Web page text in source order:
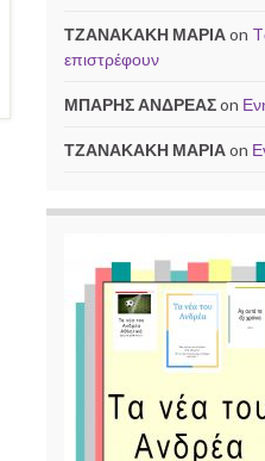
ΤΖΑΝΑΚΑΚΗ ΜΑΡΙΑon
επιστρέφουν
ΜΠΑΡΗΣ ΑΝΔΡΕΑΣon
ΤΖΑΝΑΚΑΚΗ ΜΑΡΙΑon